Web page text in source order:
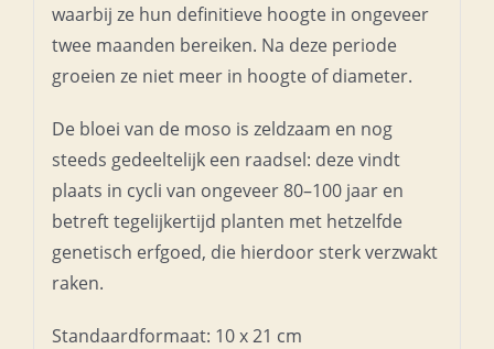
waarbij ze hun definitieve hoogte in ongeveer
twee maanden bereiken. Na deze periode
groeien ze niet meer in hoogte of diameter.
De bloei van de moso is zeldzaam en nog
steeds gedeeltelijk een raadsel: deze vindt
plaats in cycli van ongeveer 80–100 jaar en
betreft tegelijkertijd planten met hetzelfde
genetisch erfgoed, die hierdoor sterk verzwakt
raken.
Standaardformaat: 10 x 21 cm